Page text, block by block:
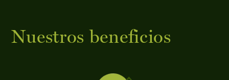
Nuestros beneficios